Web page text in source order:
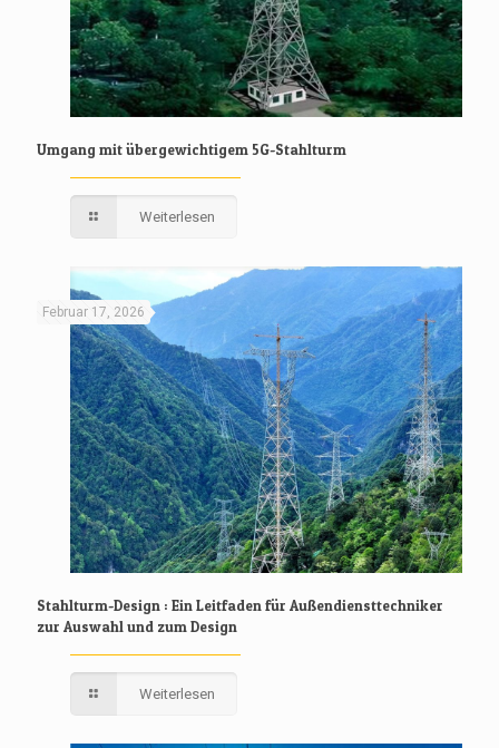
Umgang mit übergewichtigem 5G-Stahlturm
Weiterlesen
Februar 17, 2026
Stahlturm-Design : Ein Leitfaden für Außendiensttechniker
zur Auswahl und zum Design
Weiterlesen